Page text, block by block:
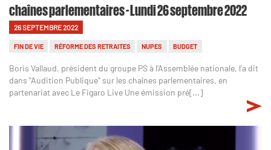
chaînes parlementaires - Lundi 26 septembre 2022
26 SEPTEMBRE 2022
FIN DE VIE RÉFORME DES RETRAITES NUPES BUDGET
Boris Vallaud, président du groupe PS à l'Assemblée nationale, l'a dit
dans "Audition Publique" sur les chaînes parlementaires, en
partenariat avec Le Figaro Live Une émission pré[...]